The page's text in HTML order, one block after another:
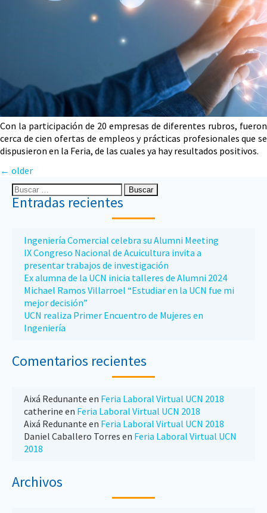
Con la participación de 20 empresas de diferentes rubros, fueron
cerca de cien ofertas de empleos y prácticas profesionales que se
dispusieron en la Feria, de las cuales ya hay resultados positivos.
← older
Entradas recientes
Ingeniería Comercial celebra su Alumni Meeting
IX Congreso Nacional de Acuicultura invita a
presentar trabajos de investigación
Ex alumna de la UCN inicia talleres de Alumni 2024
Michael Ramos Villarroel “Estudiar en la UCN fue mi
mejor decisión”
UCN realiza Primer Encuentro de Mujeres en
Ingeniería
Comentarios recientes
Aixá Redunante en Feria Laboral Virtual UCN 2018
catherine en Feria Laboral Virtual UCN 2018
Aixá Redunante en Feria Laboral Virtual UCN 2018
Daniel Caballero Torres en Feria Laboral Virtual UCN
2018
Archivos